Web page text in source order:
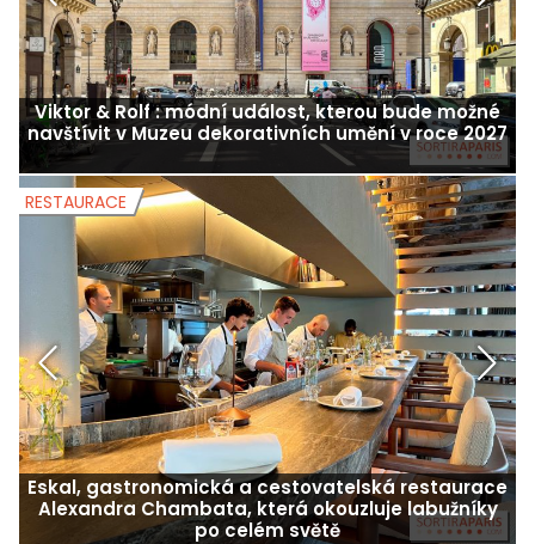
Viktor & Rolf : módní událost, kterou bude možné
navštívit v Muzeu dekorativních umění v roce 2027
Eskal, gastronomická a cestovatelská restaurace
Alexandra Chambata, která okouzluje labužníky
po celém světě
RESTAURACE